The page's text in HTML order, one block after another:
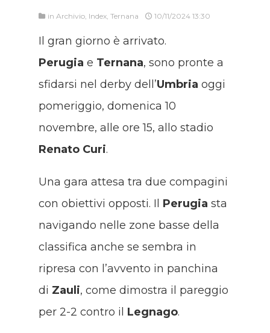
in Archivio, Index, Ternana 10/11/2024 13:30
Il gran giorno è arrivato.
Perugia e Ternana, sono pronte a
sfidarsi nel derby dell’Umbria oggi
pomeriggio, domenica 10
novembre, alle ore 15, allo stadio
Renato Curi.
Una gara attesa tra due compagini
con obiettivi opposti. Il Perugia sta
navigando nelle zone basse della
classifica anche se sembra in
ripresa con l’avvento in panchina
di Zauli, come dimostra il pareggio
per 2-2 contro il Legnago.